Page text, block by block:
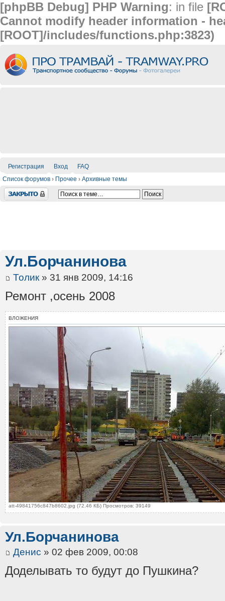
[phpBB Debug] PHP Warning: in file
Cannot modify header information -
[ROOT]/includes/functions.php:3823)
Регистрация Вход
FAQ
Список форумов › Прочее › Архивные темы
Закрыто
Ул.Борчанинова
Толик » 31 янв 2009, 14:16
Ремонт ,осень 2008
ВЛОЖЕНИЯ
att-49841756c847b8602.jpg (72.46 КБ) Просмотров: 39149
Ул.Борчанинова
Денис » 02 фев 2009, 00:08
Доделывать то будут до Пушкина?